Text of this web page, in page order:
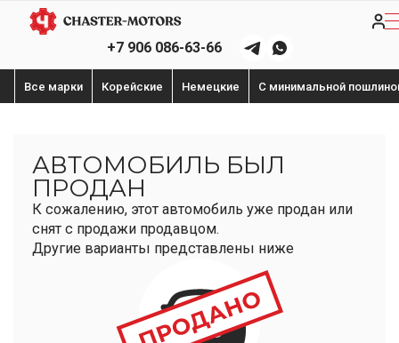
+7 906 086-63-66
Все марки Корейские Немецкие С минимальной
АВТОМОБИЛЬ БЫЛ
ПРОДАН
К сожалению, этот автомобиль уже продан или
снят с продажи продавцом.
Другие варианты представлены ниже